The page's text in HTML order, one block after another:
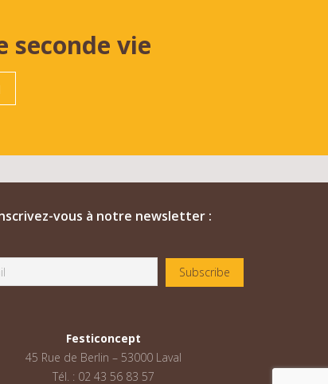
seconde vie
vous à notre newsletter :
Festiconcept
45 Rue de Berlin – 53000 Laval
Tél. : 02 43 56 83 57